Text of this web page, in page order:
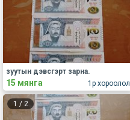
1р хороолол
зуутын дэвсгэрт зарна.
15 мянга
1 / 2